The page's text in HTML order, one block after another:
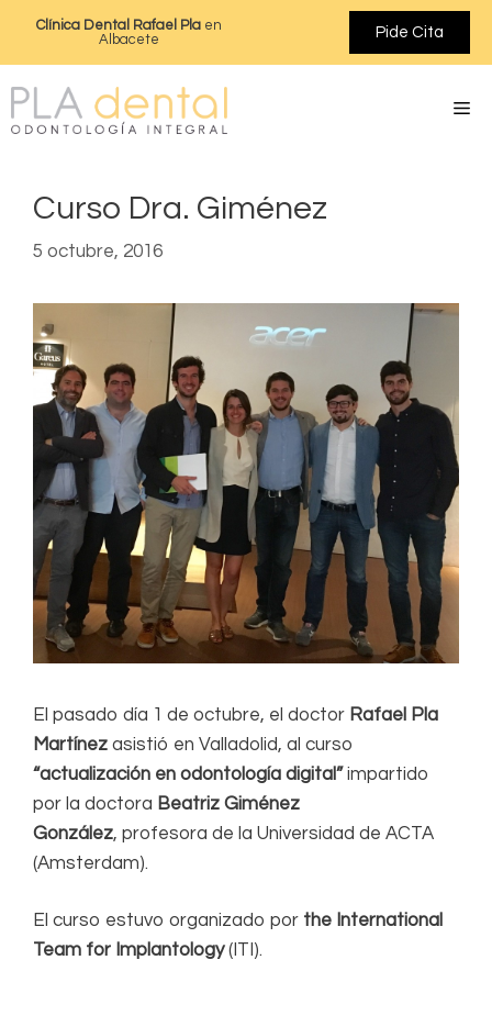
Clínica Dental Rafael Plaen
Albacete
Pide Cita
Curso Dra. Giménez
5 octubre, 2016
El pasado día 1 de octubre, el doctor Rafael Pla
Martínez asistió en Valladolid, al curso
“actualización en odontología digital”impartido
por la doctora Beatriz Giménez
González, profesora de la Universidad de ACTA
(Amsterdam).
El curso estuvo organizado por the International
Team for Implantology(ITI).